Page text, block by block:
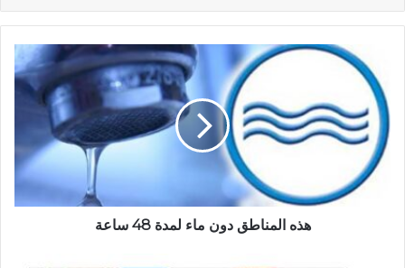
هذه المناطق دون ماء لمدة 48 ساعة